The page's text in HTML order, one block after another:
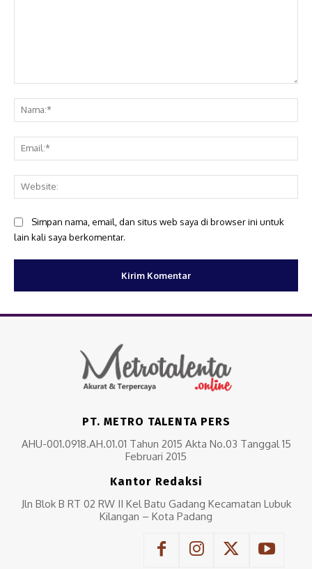
Simpan nama, email, dan situs web saya di browser ini untuk
lain kali saya berkomentar.
PT. METRO TALENTA PERS
AHU-001.0918.AH.01.01 Tahun 2015 Akta No.03 Tanggal 15
Februari 2015
Kantor Redaksi
Jln Blok B RT 02 RW II Kel Batu Gadang Kecamatan Lubuk
Kilangan – Kota Padang